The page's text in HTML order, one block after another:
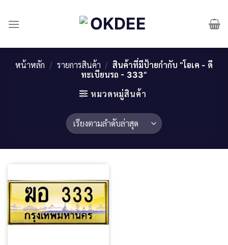
content
หน้าหลัก / รายการสินค้า / สินค้าที่มีป้ายกำกับ “โอเค - ดี
ทะเบียนรถ - 333”
หมวดหมู่สินค้า